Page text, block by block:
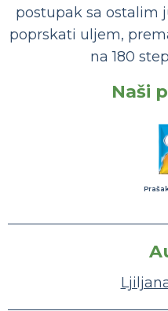
postupak sa ostalim
poprskati uljem,
na 180
Naši